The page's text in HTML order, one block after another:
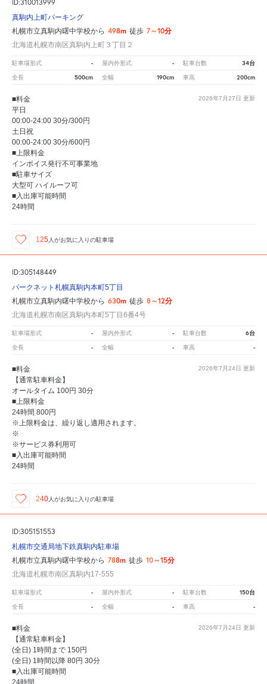
ID:310013999
真駒内上町パーキング
札幌市立真駒内曙中学校から 498m 徒歩 7～10分
北海道札幌市南区真駒内上町３丁目２
駐車場形式 - 屋内外形式 - 駐車台数 34台
全長 500cm 全幅 190cm 車高 200cm
2026年7月27日 更新
■料金
平日
00:00-24:00 30分/300円
土日祝
00:00-24:00 30分/600円
■上限料金
インボイス発行不可事業地
■駐車サイズ
大型可 ハイルーフ可
■入出庫可能時間
24時間
125人がお気に入りの駐車場
ID:305148449
パークネット札幌真駒内本町5丁目
札幌市立真駒内曙中学校から 630m 徒歩 8～12分
北海道札幌市南区真駒内本町5丁目6番4号
駐車場形式 - 屋内外形式 - 駐車台数 6台
全長 - 全幅 - 車高 -
2026年7月24日 更新
■料金
【通常駐車料金】
オールタイム 100円 30分
■上限料金
24時間 800円
※上限料金は、繰り返し適用されます。
※
※サービス券利用可
■入出庫可能時間
24時間
240人がお気に入りの駐車場
ID:305151553
札幌市交通局地下鉄真駒内駐車場
札幌市立真駒内曙中学校から 788m 徒歩 10～15分
北海道札幌市南区真駒内17-555
駐車場形式 - 屋内外形式 - 駐車台数 150台
全長 - 全幅 - 車高 -
2026年7月24日 更新
■料金
【通常駐車料金】
(全日) 1時間まで 150円
(全日) 1時間以降 80円 30分
■入出庫可能時間